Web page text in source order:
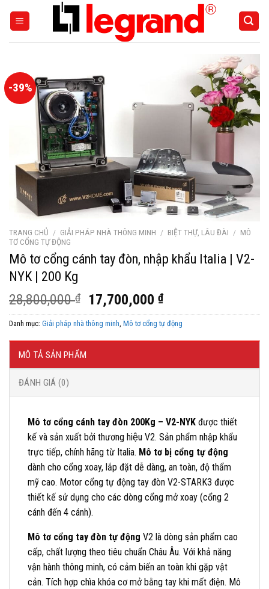
-39%
TRANG CHỦ / GIẢI PHÁP NHÀ THÔNG MINH / BIỆT THỰ, LÂU ĐÀI / MÔ
TƠ CỔNG TỰ ĐỘNG
Mô tơ cổng cánh tay đòn, nhập khẩu Italia | V2-
NYK | 200 Kg
28,800,000₫
Giá
gốc
là:
28,800,000 ₫.
17,700,000₫Giá
hiện
tại
là:
Danh mục: Giải pháp nhà thông minh, Mô tơ cổng tự động
MÔ TẢ SẢN PHẨM
ĐÁNH GIÁ (0)
Mô tơ cổng cánh tay đòn 200Kg – V2-NYK được thiết
kế và sản xuất bởi thương hiệu V2. Sản phẩm nhập khẩu
trực tiếp, chính hãng từ Italia. Mô tơ bị cổng tự động
dành cho cổng xoay, lắp đặt dễ dàng, an toàn, độ thẩm
mỹ cao. Motor cổng tự động tay đòn V2-STARK3 được
thiết kế sử dụng cho các dòng cổng mở xoay (cổng 2
cánh đến 4 cánh).
Mô tơ cổng tay đòn tự động V2 là dòng sản phẩm cao
cấp, chất lượng theo tiêu chuẩn Châu Âu. Với khả năng
vận hành thông minh, có cảm biến an toàn khi gặp vật
cản. Tích hợp chìa khóa cơ mở bằng tay khi mất điện. Mô